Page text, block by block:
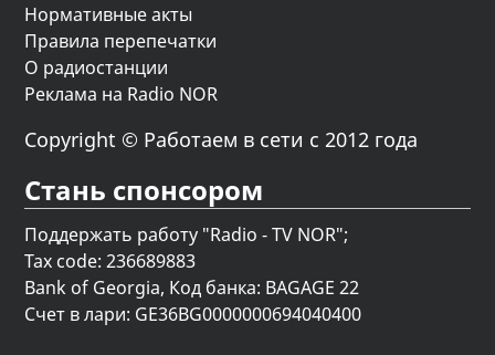
Нормативные акты
Правила перепечатки
О радиостанции
Реклама на Radio NOR
Copyright © Работаем в сети с 2012 года
Стань спонсором
Поддержать работу "Radio - TV NOR";
Tax code: 236689883
Bank of Georgia, Код банка: BAGAGE 22
Счет в лари: GE36BG0000000694040400